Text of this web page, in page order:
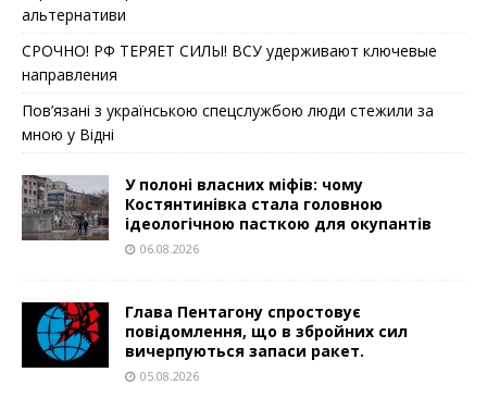
альтернативи
СРОЧНО! РФ ТЕРЯЕТ СИЛЫ! ВСУ удерживают ключевые
направления
Пов’язані з українською спецслужбою люди стежили за
мною у Відні
У полоні власних міфів: чому
Костянтинівка стала головною
ідеологічною пасткою для окупантів
06.08.2026
Глава Пентагону спростовує
повідомлення, що в збройних сил
вичерпуються запаси ракет.
05.08.2026